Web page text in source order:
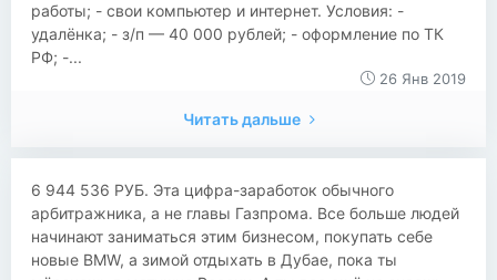
работы; - свои компьютер и интернет. Условия: -
удалёнка; - з/п — 40 000 рублей; - оформление по ТК
РФ; -...
26 Янв 2019
Читать дальше
6 944 536 РУБ. Эта цифра-заработок обычного
арбитражника, а не главы Газпрома. Все больше людей
начинают заниматься этим бизнесом, покупать себе
новые BMW, а зимой отдыхать в Дубае, пока ты